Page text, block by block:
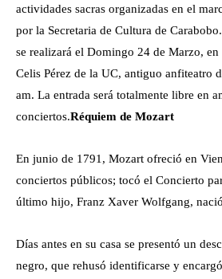
actividades sacras organizadas en el
por la Secretaria de Cultura de
se realizará el Domingo 24 de Marzo,
Celis Pérez de la UC, antiguo anfiteatro
am. La entrada será totalmente libre en
conciertos.Réquiem de Mozart
En junio de 1791, Mozart ofreció en
conciertos públicos; tocó el Concierto
último hijo, Franz Xaver Wolfgang,
Días antes en su casa se presentó un
negro, que rehusó identificarse y